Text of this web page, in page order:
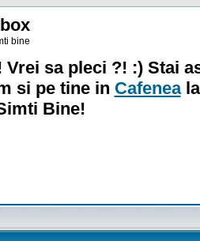
bine
sa pleci ?! :) Stai
si pe tine in Cafeneala
Bine!